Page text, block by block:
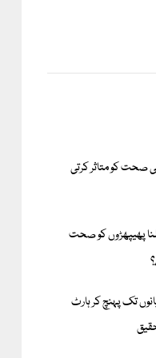
صحت کو متاثر کرتی
پھیپھڑوں کو صحت
تک پہنچ کر ہارٹ